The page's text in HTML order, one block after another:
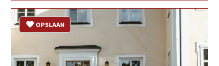
OPSLAAN